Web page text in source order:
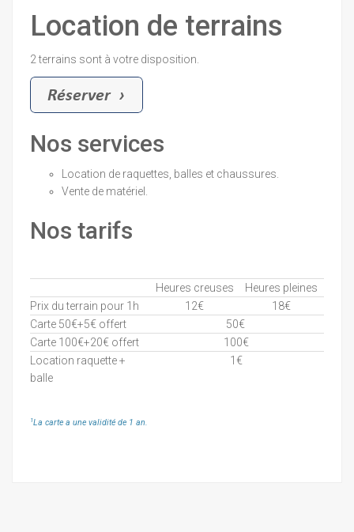
Location de terrains
2 terrains sont à votre disposition.
Nos services
Location de raquettes, balles et chaussures.
Vente de matériel.
Nos tarifs
Heures creuses
Heures pleines
Prix du terrain pour 1h
12€
18€
Carte 50€+5€ offert
50€
Carte 100€+20€ offert
100€
Location raquette +
balle
1€
1La carte a une validité de 1 an.